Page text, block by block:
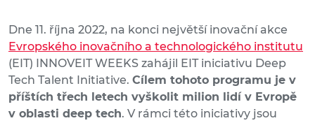
Dne 11. října 2022, na konci největší inovační akce
Evropského inovačního a technologického institutu
(EIT) INNOVEIT WEEKS zahájil EIT iniciativu Deep
Tech Talent Initiative. Cílem tohoto programu je v
příštích třech letech vyškolit milion lidí v Evropě
v oblasti deep tech. V rámci této iniciativy jsou